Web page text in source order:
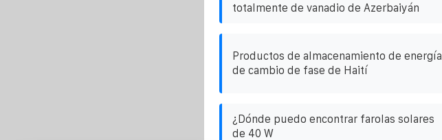
totalmente de vanadio de Azerbaiyán
Productos de almacenamiento de energía
de cambio de fase de Haití
¿Dónde puedo encontrar farolas solares
de 40 W